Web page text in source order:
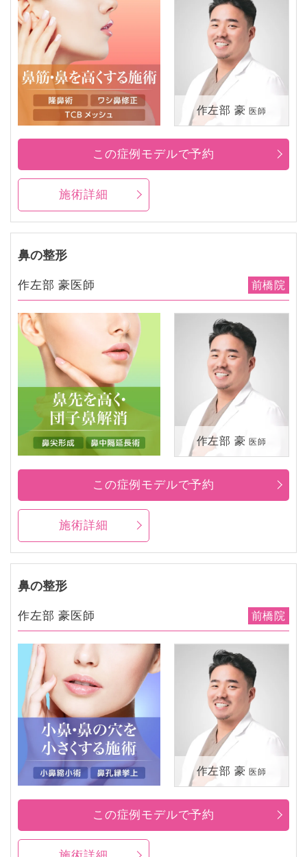
作左部 豪 医師
施術詳細
この症例モデルで予約
鼻の整形
作左部 豪医師 前橋院
作左部 豪 医師
施術詳細
この症例モデルで予約
鼻の整形
作左部 豪医師 前橋院
作左部 豪 医師
この症例モデルで予約